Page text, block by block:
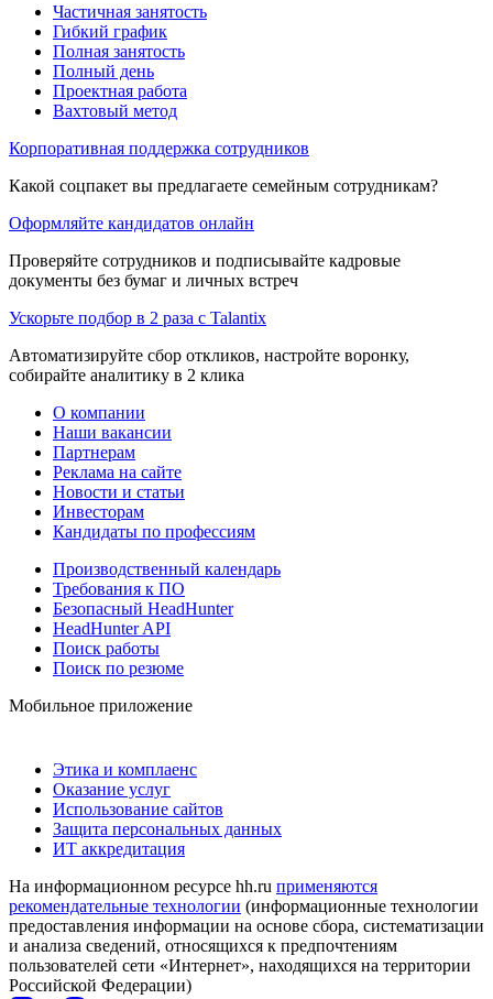
Частичная занятость
Гибкий график
Полная занятость
Полный день
Проектная работа
Вахтовый метод
Корпоративная поддержка сотрудников
Какой соцпакет вы предлагаете семейным сотрудникам?
Оформляйте кандидатов онлайн
Проверяйте сотрудников и подписывайте кадровые
документы без бумаг и личных встреч
Ускорьте подбор в 2 раза с Talantix
Автоматизируйте сбор откликов, настройте воронку,
собирайте аналитику в 2 клика
О компании
Наши вакансии
Партнерам
Реклама на сайте
Новости и статьи
Инвесторам
Кандидаты по профессиям
Производственный календарь
Требования к ПО
Безопасный HeadHunter
HeadHunter API
Поиск работы
Поиск по резюме
Мобильное приложение
Этика и комплаенс
Оказание услуг
Использование сайтов
Защита персональных данных
ИТ аккредитация
На информационном ресурсе hh.ru применяются
рекомендательные технологии (информационные технологии
предоставления информации на основе сбора, систематизации
и анализа сведений, относящихся к предпочтениям
пользователей сети «Интернет», находящихся на территории
Российской Федерации)